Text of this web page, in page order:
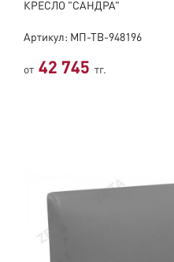
КРЕСЛО "САНДРА"
Артикул: МП-ТВ-948196
от 42 745 тг.